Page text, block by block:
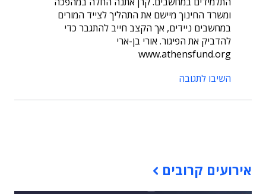
ומשרד החינוך מיישם את התהליך לצייד המורים
במחשבים ניידים, אך הקצב חייב להתגבר כדי
להדביק את הפיגור. אורי בן-ארי
www.athensfund.org
השיבו לתגובה
אירועים קרובים